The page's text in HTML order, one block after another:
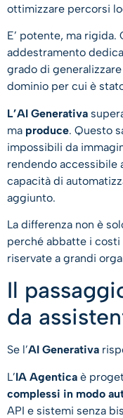
ottimizzare percorsi
E’ potente, ma
addestramento
grado di
dominio per cui è
L’AI Generativa
ma produce. Questo
impossibili da
rendendo accessibile
capacità di
aggiunto.
La differenza non è
perché abbatte i
riservate a grandi
Il
da
Se l’AI Generativa
L’IA Agentica è
complessi in modo
API e sistemi senza